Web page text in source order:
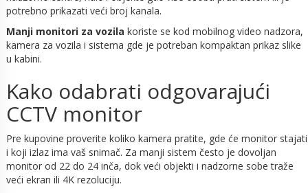
potrebno prikazati veći broj kanala.
Manji monitori za vozila koriste se kod mobilnog video nadzora,
kamera za vozila i sistema gde je potreban kompaktan prikaz slike
u kabini.
Kako odabrati odgovarajući
CCTV monitor
Pre kupovine proverite koliko kamera pratite, gde će monitor stajati
i koji izlaz ima vaš snimač. Za manji sistem često je dovoljan
monitor od 22 do 24 inča, dok veći objekti i nadzorne sobe traže
veći ekran ili 4K rezoluciju.